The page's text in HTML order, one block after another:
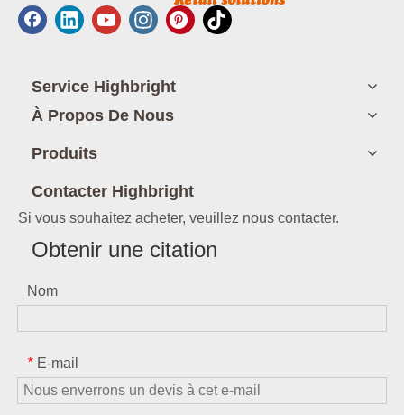
Service Highbright
À Propos De Nous
Produits
Contacter Highbright
Si vous souhaitez acheter, veuillez nous contacter.
Obtenir une citation
Nom
* E-mail